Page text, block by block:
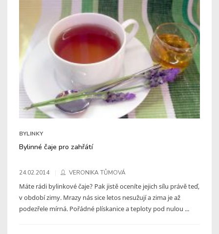
BYLINKY
Bylinné čaje pro zahřátí
24.02.2014 VERONIKA TŮMOVÁ
Máte rádi bylinkové čaje? Pak jistě oceníte jejich sílu právě teď,
v období zimy. Mrazy nás sice letos nesužují a zima je až
podezřele mírná. Pořádné plískanice a teploty pod nulou ...